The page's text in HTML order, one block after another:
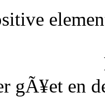
gÃ¥et en